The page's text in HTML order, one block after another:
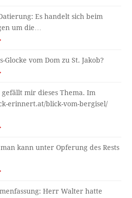
Es handelt sich beim
um die…
Glocke vom Dom zu St. Jakob?
mir dieses Thema. Im
erinnert.at/blick-vom-bergisel/
kann unter Opferung des Rests
Herr Walter hatte